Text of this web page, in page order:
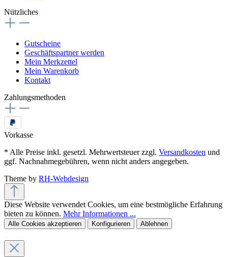
Nützliches
Gutscheine
Geschäftspartner werden
Mein Merkzettel
Mein Warenkorb
Kontakt
Zahlungsmethoden
Vorkasse
* Alle Preise inkl. gesetzl. Mehrwertsteuer zzgl. Versandkosten und
ggf. Nachnahmegebühren, wenn nicht anders angegeben.
Theme by RH-Webdesign
Diese Website verwendet Cookies, um eine bestmögliche Erfahrung
bieten zu können. Mehr Informationen ...
Alle Cookies akzeptieren Konfigurieren Ablehnen